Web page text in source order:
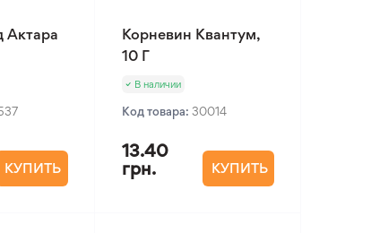
Актара
КУПИТЬ
Корневин Квантум,
10 Г
В наличии
Код товара: 30014
13.40
грн.
КУПИТЬ